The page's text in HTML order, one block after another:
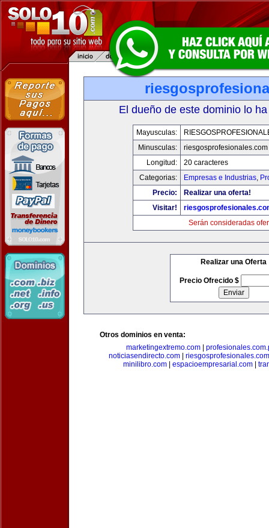
El dueño de este dominio lo
Mayusculas:
Minusculas:
riesgosprofesionales.com
Longitud:
20 caracteres
Categorias:
Empresas e Industrias,
Precio:
Realizar una oferta!
Visitar!
Serán consideradas
Realizar una Oferta
Precio Ofrecido $
Otros dominios en venta:
marketingextremo.com|
noticiasendirecto.com
riesgosprofesionales.com
minilibro.com| espacioempresarial.com|